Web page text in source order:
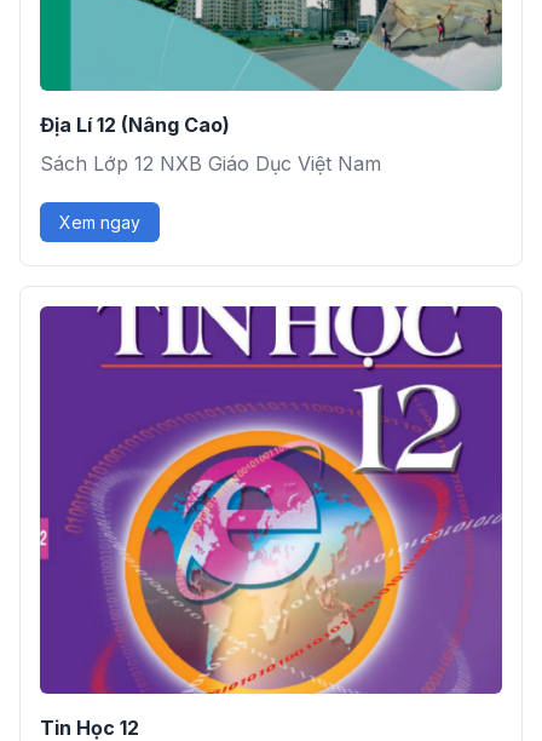
Địa Lí 12 (Nâng Cao)
Sách Lớp 12 NXB Giáo Dục Việt Nam
Xem ngay
Tin Học 12